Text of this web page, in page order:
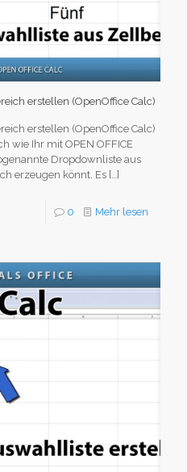
erstellen (OpenOffice Calc)
erstellen (OpenOffice Calc)
wie Ihr mit OPEN OFFICE
Dropdownliste aus
erzeugen könnt. Es […]
0 Mehr lesen